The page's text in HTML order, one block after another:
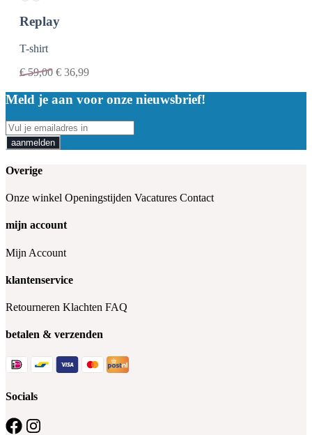
Replay
T-shirt
€59,00 € 36,99
Meld je aan voor onze nieuwsbrief!
aanmelden
Overige
Onze winkel Openingstijden Vacatures Contact
mijn account
Mijn Account
klantenservice
Retourneren Klachten FAQ
betalen & verzenden
Socials